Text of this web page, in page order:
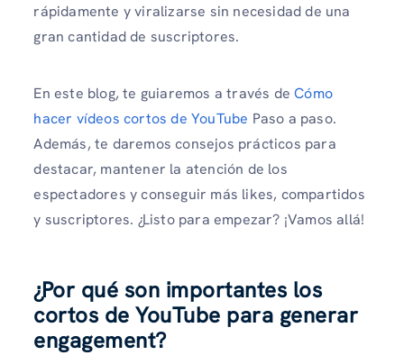
rápidamente y viralizarse sin necesidad de una
gran cantidad de suscriptores.
En este blog, te guiaremos a través deCómo
hacer vídeos cortos de YouTube Paso a paso.
Además, te daremos consejos prácticos para
destacar, mantener la atención de los
espectadores y conseguir más likes, compartidos
y suscriptores. ¿Listo para empezar? ¡Vamos allá!
¿Por qué son importantes los
cortos de YouTube para generar
engagement?